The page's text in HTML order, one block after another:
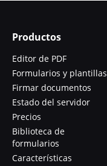
Productos
Editor de PDF
Formularios y plantillas
Firmar documentos
Estado del servidor
Precios
Biblioteca de
formularios
Características